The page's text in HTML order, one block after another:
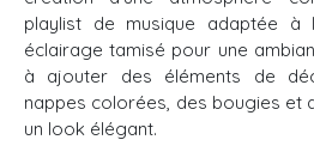
playlist de musique adaptée à
éclairage tamisé pour une
à ajouter des éléments de
nappes colorées, des bougies et
un look élégant.